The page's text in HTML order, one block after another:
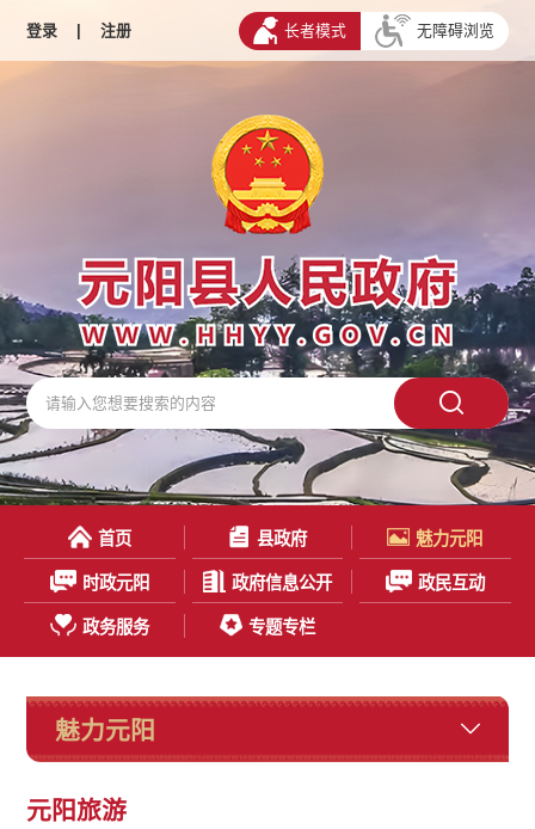
登录 | 注册 长者模式 无障碍浏览
首页 县政府 魅力元阳
时政元阳 政府信息公开 政民互动
政务服务 专题专栏
魅力元阳
元阳旅游